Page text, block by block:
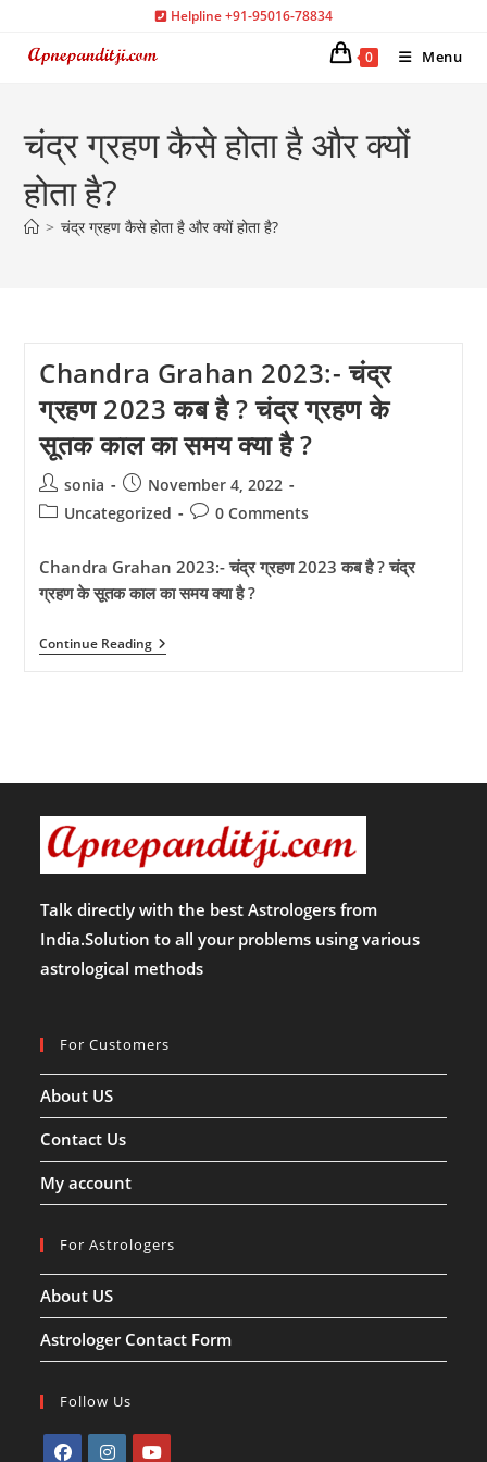
content
Helpline +91-95016-78834
0 Menu
चंद्र ग्रहण कैसे होता है और क्यों
होता है?
> चंद्र ग्रहण कैसे होता है और क्यों होता है?
Chandra Grahan 2023:- चंद्र
ग्रहण 2023 कब है ? चंद्र ग्रहण के
सूतक काल का समय क्या है ?
Post
author:
sonia
Post
published:
November 4, 2022
PostUncategorized
Post0 Comments
Chandra Grahan 2023:- चंद्र ग्रहण 2023 कब है ? चंद्र
ग्रहण के सूतक काल का समय क्या है ?
Continue ReadingChandra
Grahan
?
ग्रहण
के
सूतक
काल
समय
क्या
है
Talk directly with the best Astrologers from
India.Solution to all your problems using various
astrological methods
For Customers
About US
Contact Us
My account
For Astrologers
About US
Astrologer Contact Form
Follow Us